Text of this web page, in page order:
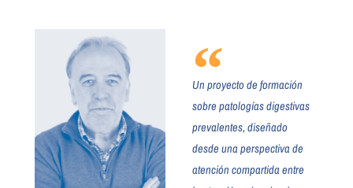
Un proyecto de formación
sobre patologías digestivas
prevalentes, diseñado
desde una perspectiva de
atención compartida entre